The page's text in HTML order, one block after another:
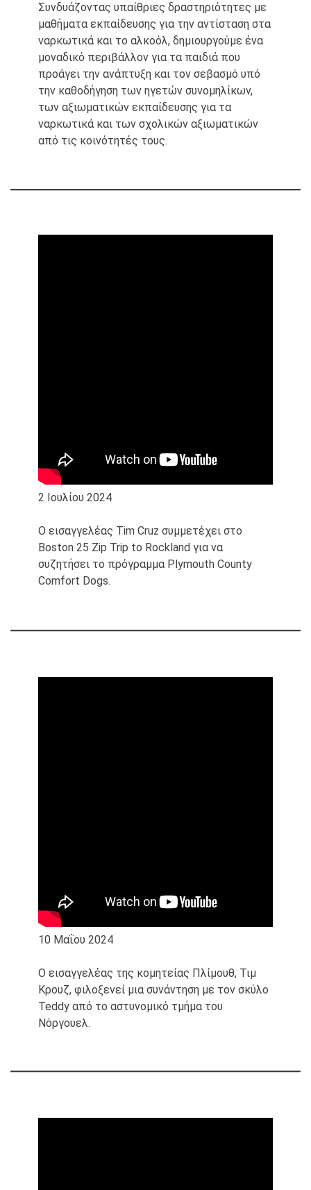
Συνδυάζοντας υπαίθριες δραστηριότητες με
μαθήματα εκπαίδευσης για την αντίσταση στα
ναρκωτικά και το αλκοόλ, δημιουργούμε ένα
μοναδικό περιβάλλον για τα παιδιά που
προάγει την ανάπτυξη και τον σεβασμό υπό
την καθοδήγηση των ηγετών συνομηλίκων,
των αξιωματικών εκπαίδευσης για τα
ναρκωτικά και των σχολικών αξιωματικών
από τις κοινότητές τους.
2 Ιουλίου 2024
Ο εισαγγελέας Tim Cruz συμμετέχει στο
Boston 25 Zip Trip to Rockland για να
συζητήσει το πρόγραμμα Plymouth County
Comfort Dogs.
10 Μαΐου 2024
Ο εισαγγελέας της κομητείας Πλίμουθ, Τιμ
Κρουζ, φιλοξενεί μια συνάντηση με τον σκύλο
Teddy από το αστυνομικό τμήμα του
Νόργουελ.